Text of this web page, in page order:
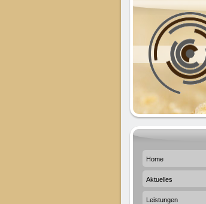
Home
Aktuelles
Leistungen